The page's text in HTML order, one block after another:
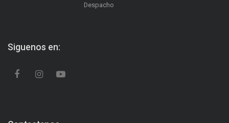
Despacho
Siguenos en: